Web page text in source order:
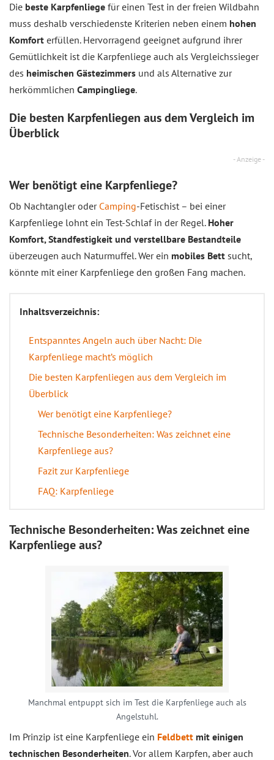
Die beste Karpfenliege für einen Test in der freien Wildbahn
muss deshalb verschiedenste Kriterien neben einem hohen
Komfort erfüllen. Hervorragend geeignet aufgrund ihrer
Gemütlichkeit ist die Karpfenliege auch als Vergleichssieger
des heimischen Gästezimmers und als Alternative zur
herkömmlichen Campingliege.
Die besten Karpfenliegen aus demVergleich im
Überblick
- Anzeige -
Wer benötigt eine Karpfenliege?
Ob Nachtangler oder Camping-Fetischist – bei einer
Karpfenliege lohnt ein Test-Schlaf in der Regel. Hoher
Komfort, Standfestigkeit und verstellbare Bestandteile
überzeugen auch Naturmuffel. Wer ein mobiles Bett sucht,
könnte mit einer Karpfenliege den großen Fang machen.
Inhaltsverzeichnis:
Entspanntes Angeln auch über Nacht: Die
Karpfenliege macht’s möglich
Die besten Karpfenliegen aus dem Vergleich im
Überblick
Wer benötigt eine Karpfenliege?
Technische Besonderheiten: Was zeichnet eine
Karpfenliege aus?
Fazit zur Karpfenliege
FAQ: Karpfenliege
Technische Besonderheiten: Was zeichnet eine
Karpfenliege aus?
Manchmal entpuppt sich im Test die Karpfenliege auch als
Angelstuhl.
Im Prinzip ist eine Karpfenliege ein Feldbett mit einigen
technischen Besonderheiten. Vor allem Karpfen, aber auch